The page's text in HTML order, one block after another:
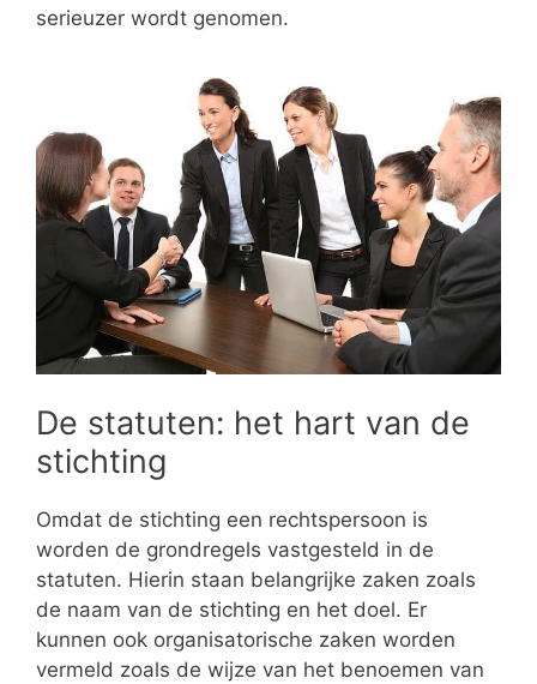
serieuzer wordt genomen.
De statuten: het hart van de
stichting
Omdat de stichting een rechtspersoon is
worden de grondregels vastgesteld in de
statuten. Hierin staan belangrijke zaken zoals
de naam van de stichting en het doel. Er
kunnen ook organisatorische zaken worden
vermeld zoals de wijze van het benoemen van